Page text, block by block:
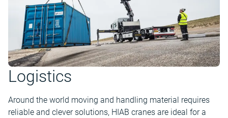
Logistics
Around the world moving and handling material requires
reliable and clever solutions, HIAB cranes are ideal for a